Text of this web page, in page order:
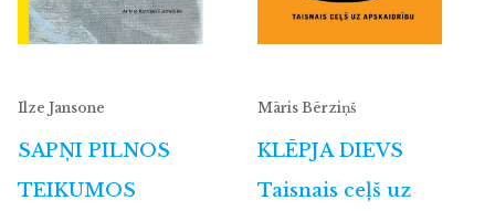
Ilze Jansone
SAPŅI PILNOS
TEIKUMOS
Māris Bērziņš
KLĒPJA DIEVS
Taisnais ceļš uz